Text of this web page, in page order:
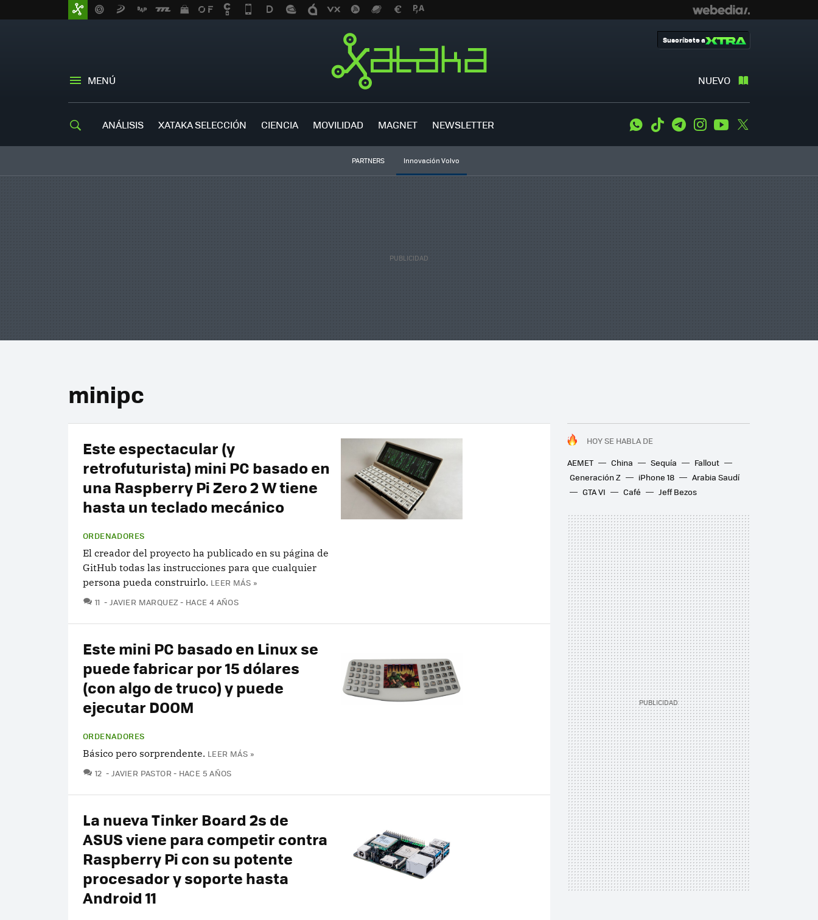
MENÚ NUEVO
Suscríbete a
ANÁLISIS XATAKA SELECCIÓN CIENCIA MOVILIDAD MAGNET NEWSLETTER WhatsApp
Tiktok TelegramInstagramYoutube
PARTNERS Innovación Volvo
minipc
HOY SE HABLA DE
AEMET
China Sequía
Fallout
Generación Z
iPhone 18
Arabia Saudí
GTA VI
Café Jeff Bezos
Este espectacular (y
retrofuturista) mini PC basado en
una Raspberry Pi Zero 2 W tiene
hasta un teclado mecánico
ORDENADORES
El creador del proyecto ha publicado en su página de
GitHub todas las instrucciones para que cualquier
persona pueda construirlo. LEER MÁS »
11 COMENTARIOS
JAVIER MARQUEZ HACE 4 AÑOS
Este mini PC basado en Linux se
puede fabricar por 15 dólares
(con algo de truco) y puede
ejecutar DOOM
ORDENADORES
Básico pero sorprendente. LEER MÁS »
12 COMENTARIOS
JAVIER PASTOR HACE 5 AÑOS
La nueva Tinker Board 2s de
ASUS viene para competir contra
Raspberry Pi con su potente
procesador y soporte hasta
Android 11